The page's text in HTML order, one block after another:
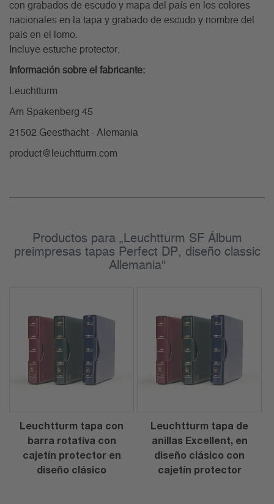
con grabados de escudo y mapa del país en los colores
nacionales en la tapa y grabado de escudo y nombre del
pais en el lomo.
Incluye estuche protector.
Información sobre el fabricante:
Leuchtturm
Am Spakenberg 45
21502 Geesthacht - Alemania
product@leuchtturm.com
Productos para „Leuchtturm SF Álbum
preimpresas tapas Perfect DP, diseño classic
Allemania“
Leuchtturm tapa con
barra rotativa con
cajetín protector en
diseño clásico
Leuchtturm tapa de
anillas Excellent, en
diseño clásico con
cajetín protector